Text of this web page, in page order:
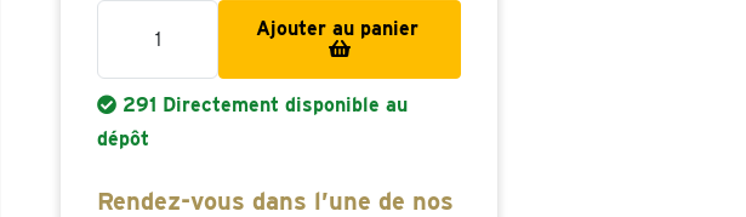
Ajouter au panier
291 Directement disponible au
dépôt
Rendez-vous dans l’une de nos